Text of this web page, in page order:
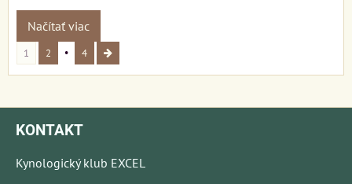
Načítať viac
1 2 4
KONTAKT
Kynologický klub EXCEL